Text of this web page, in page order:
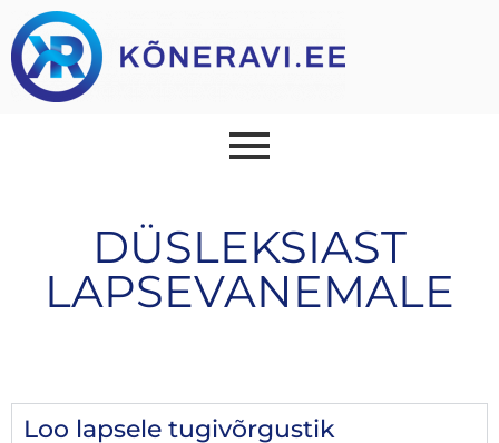
DÜSLEKSIAST
LAPSEVANEMALE
Loo lapsele tugivõrgustik